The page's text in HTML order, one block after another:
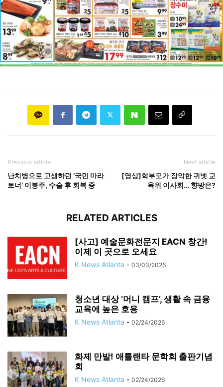
Previous article
난치병으로 고생하던 ‘국민 마라
토너’ 이봉주, 수술 후 회복 중
Next article
[영상]학부모가 장악한 귀넷 교
육위 이사회… 향방은?
RELATED ARTICLES
[사고] 예술문화전문지 EACN 창간!
이제 이 곳으로 오세요
K News Atlanta - 03/03/2026
청소년 대상 ‘머니 캠프’, 생활 속 금융
교육에 높은 호응
K News Atlanta - 02/24/2026
화제 만발! 애틀랜타 문학회 출판기념
회
K News Atlanta - 02/24/2026